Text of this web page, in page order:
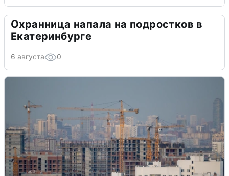
Охранница напала на подростков в
Екатеринбурге
6 августа 0